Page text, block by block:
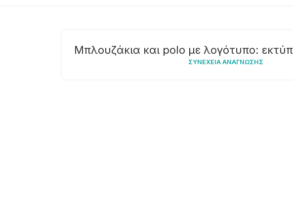
Μπλουζάκια και polo με λογότυπο:
ΣΥΝΈΧΕΙΑ ΑΝΆΓΝΩΣΗΣ